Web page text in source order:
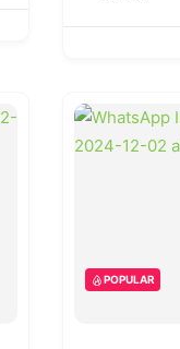
POPULAR